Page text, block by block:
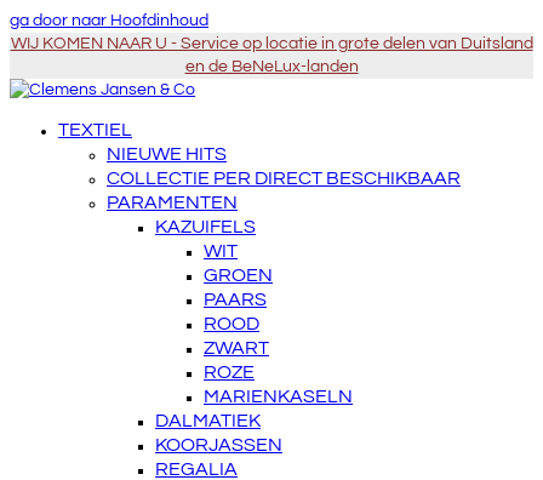
ga door naar Hoofdinhoud
WIJ KOMEN NAAR U - Service op locatie in grote delen van Duitsland
en de BeNeLux-landen
TEXTIEL
NIEUWE HITS
COLLECTIE PER DIRECT BESCHIKBAAR
PARAMENTEN
KAZUIFELS
WIT
GROEN
PAARS
ROOD
ZWART
ROZE
MARIENKASELN
DALMATIEK
KOORJASSEN
REGALIA